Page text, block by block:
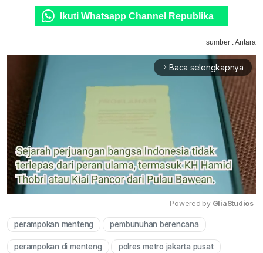
Ikuti Whatsapp Channel Republika
sumber : Antara
arrow_forward_ios Baca selengkapnya
Powered by GliaStudios
perampokan menteng pembunuhan berencana
perampokan di menteng polres metro jakarta pusat